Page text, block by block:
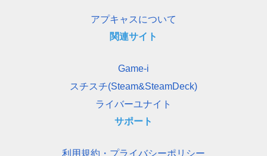
アプキャスについて
関連サイト
Game-i
スチスチ(Steam&SteamDeck)
ライバーユナイト
サポート
利用規約・プライバシーポリシー